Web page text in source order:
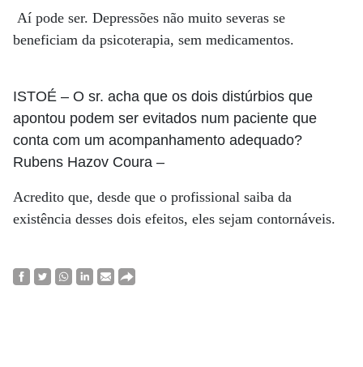
Aí pode ser. Depressões não muito severas se
beneficiam da psicoterapia, sem medicamentos.
ISTOÉ – O sr. acha que os dois distúrbios que
apontou podem ser evitados num paciente que
conta com um acompanhamento adequado?
Rubens Hazov Coura –
Acredito que, desde que o profissional saiba da
existência desses dois efeitos, eles sejam contornáveis.